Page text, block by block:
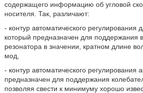
содержащего информацию об угловой
носителя. Так, различают:
- контур автоматического регулирования
который предназначен для поддержания
резонатора в значении, кратном длине
мод,
- контур автоматического регулирования
предназначен для поддержания
позволяя свести к минимуму хорошо